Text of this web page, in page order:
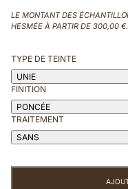
LE MONTANT DES
HESMÉE À PARTIR DE 300,00 €.
TYPE DE TEINTE
UNIE
FINITION
PONCÉE
TRAITEMENT
SANS